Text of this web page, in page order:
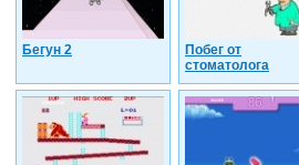
Бегун 2
Побег от
стоматолога